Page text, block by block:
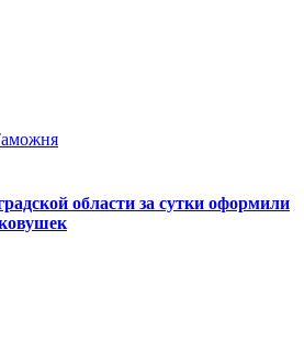
области за сутки оформили